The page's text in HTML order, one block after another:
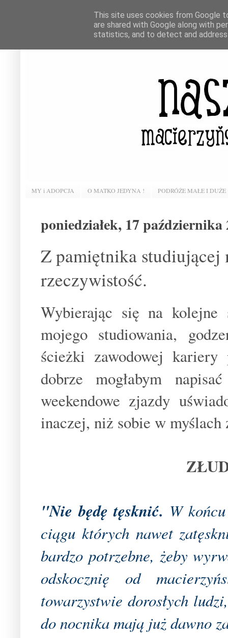
MY i ADOPCJA O MATKO JEDYNA ! PODRÓŻE MAŁE I DUŻE
poniedziałek, 17 października
Z pamiętnika studiującej
rzeczywistość.
Wybierając się na
mojego studiowania,
ścieżki zawodowej kariery
dobrze mogłabym napisać
weekendowe zjazdy
inaczej, niż sobie w myślach
"Nie będę tęsknić. W
ciągu których nawet
bardzo potrzebne, żeby
odskocznię od
towarzystwie dorosłych
do nocnika mają już dawno
This site uses cookies from Google
are shared with Google along with
statistics, and to detect and address